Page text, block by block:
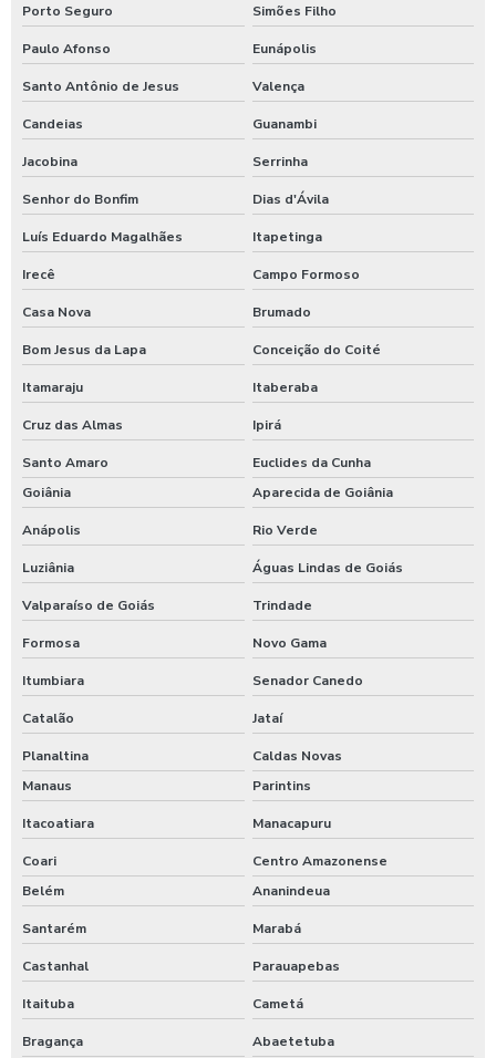
Porto Seguro Simões Filho
Paulo Afonso Eunápolis
Santo Antônio de Jesus Valença
Candeias Guanambi
Jacobina Serrinha
Senhor do Bonfim Dias d'Ávila
Luís Eduardo Magalhães Itapetinga
Irecê Campo Formoso
Casa Nova Brumado
Bom Jesus da Lapa Conceição do Coité
Itamaraju Itaberaba
Cruz das Almas Ipirá
Santo Amaro
Euclides da Cunha
Goiânia
Aparecida de Goiânia
Anápolis Rio Verde
Luziânia Águas Lindas de Goiás
Valparaíso de Goiás Trindade
Formosa Novo Gama
Itumbiara Senador Canedo
Catalão Jataí
Planaltina
Caldas Novas
Manaus
Parintins
Itacoatiara Manacapuru
Coari
Centro Amazonense
Belém
Ananindeua
Santarém Marabá
Castanhal Parauapebas
Itaituba Cametá
Bragança Abaetetuba